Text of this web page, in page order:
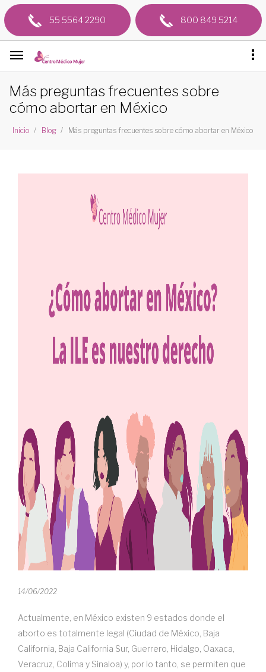
55 5564 2290 800 849 5214
Más preguntas frecuentes sobre
cómo abortar en México
Inicio Blog Más preguntas frecuentes sobre cómo abortar en México
14/06/2022
Actualmente, en México existen 9 estados donde el
aborto es totalmente legal (Ciudad de México, Baja
California, Baja California Sur, Guerrero, Hidalgo, Oaxaca,
Veracruz, Colima y Sinaloa) y, por lo tanto, se permiten que